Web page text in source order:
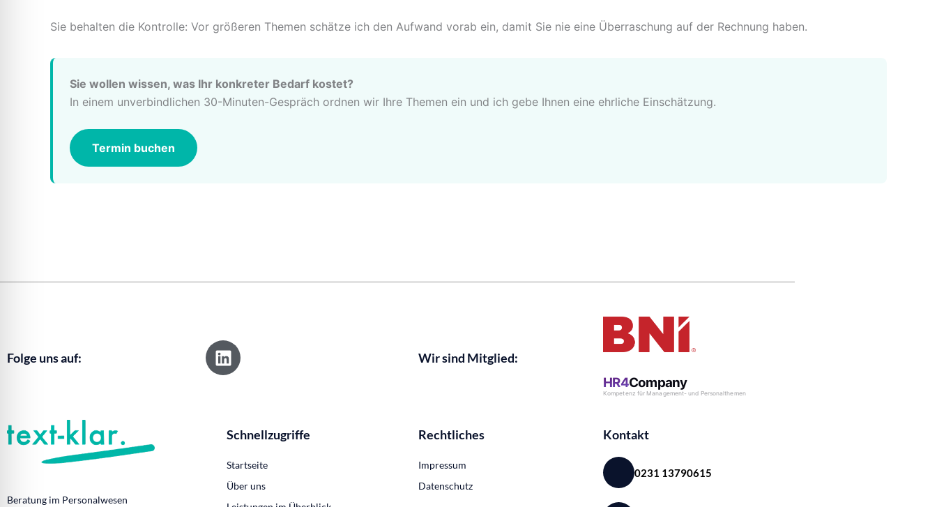
Sie behalten die Kontrolle: Vor größeren Themen schätze ich den Aufwand vorab ein, damit Sie nie eine Überraschung auf der Rechnung haben.
Sie wollen wissen, was Ihr konkreter Bedarf kostet?
In einem unverbindlichen 30-Minuten-Gespräch ordnen wir Ihre Themen ein und ich gebe Ihnen eine ehrliche Einschätzung.
Termin buchen
Folge uns auf:
L
i
d
n
Wir sind Mitglied:
Beratung im Personalwesen
Schnellzugriffe
Startseite
Über uns
Rechtliches
Impressum
Datenschutz
Kontakt
0231 13790615